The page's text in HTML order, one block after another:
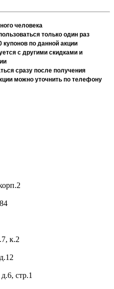
человека
только один раз
по данной акции
с другими скидками и
сразу после получения
можно уточнить по телефону
к.2
стр.1